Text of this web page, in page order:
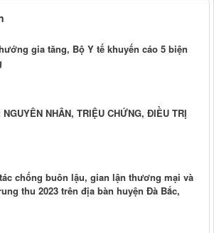
gia tăng, Bộ Y tế khuyến cáo 5 biện
NGUYÊN NHÂN, TRIỆU CHỨNG, ĐIỀU TRỊ
chống buôn lậu, gian lận thương mại và
thu 2023 trên địa bàn huyện Đà Bắc,